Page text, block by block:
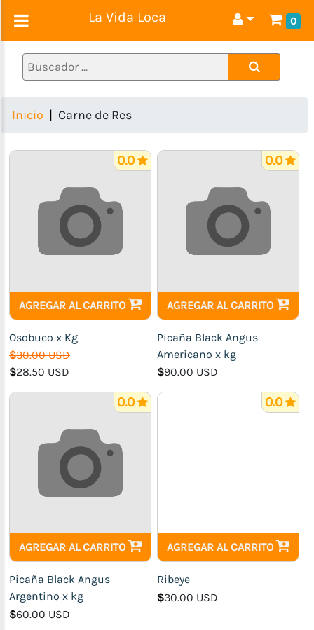
La Vida Loca 0
Alimentos
1ra
Granos,
etc)
(Quesos,
Yogurt,
Mantequilla,
Leche)
y
Ahumados)
Jamones
Carne
de
Res
Cerdo
Pescados
Mariscos
Higiene
Limpieza
y
Aseo
Inicio Carne de Res
AGREGAR AL CARRITO
0.0
Osobuco x Kg
$30.00 USD
$28.50 USD
AGREGAR AL CARRITO
0.0
Picaña Black Angus
Americano x kg
$90.00 USD
AGREGAR AL CARRITO
0.0
Picaña Black Angus
Argentino x kg
$60.00 USD
AGREGAR AL CARRITO
0.0
Ribeye
$30.00 USD